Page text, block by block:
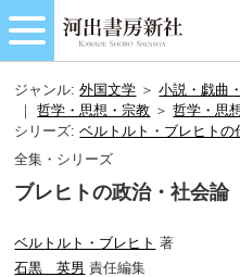
ジャンル:外国文学 ＞小説・戯曲
｜哲学・思想・宗教 ＞哲学・思
シリーズ:ベルトルト・ブレヒトの
全集・シリーズ
ブレヒトの政治・社会論
ベルトルト・ブレヒト 著
石黒 英男 責任編集